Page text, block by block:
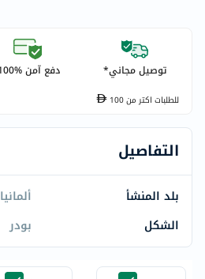
توصيل مجاني* دفع آمن %100
للطلبات اكتر من100
التفاصيل
بلد المنشأ
ألمانيا
الشكل
بودر